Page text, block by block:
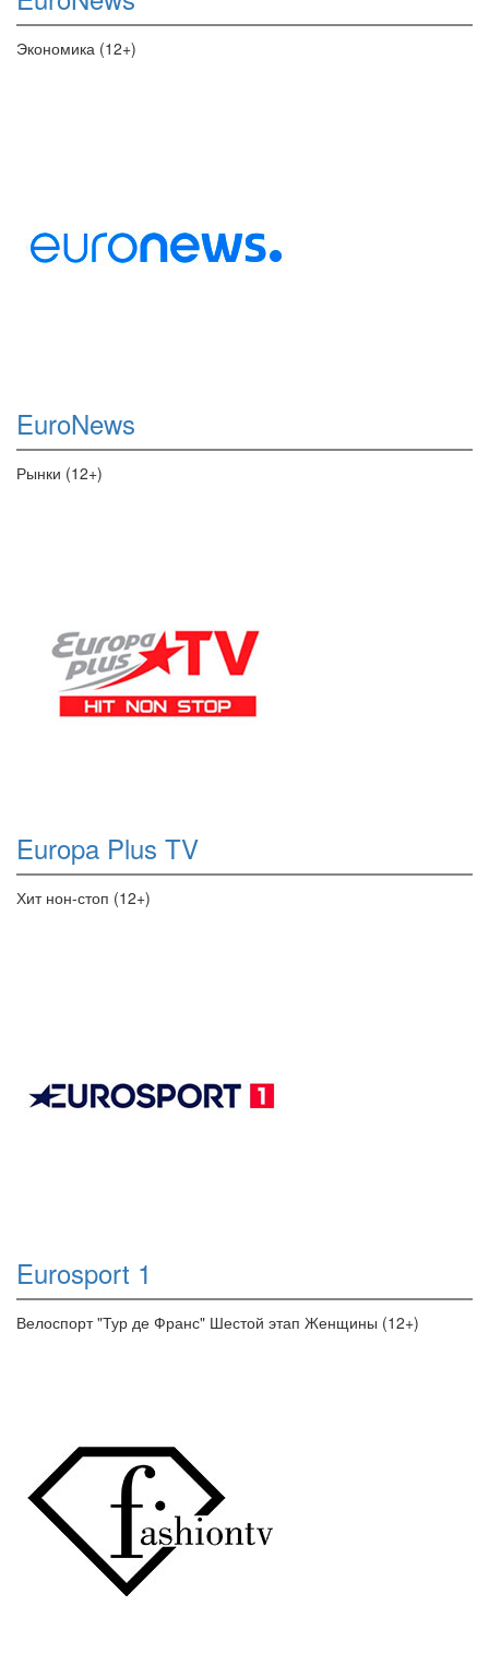
Экономика (12+)
EuroNews
Рынки (12+)
Europa Plus TV
Хит нон-стоп (12+)
Eurosport 1
Велоспорт "Тур де Франс" Шестой этап Женщины (12+)